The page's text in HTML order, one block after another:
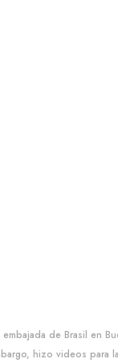
de Brasil en
hizo videos para